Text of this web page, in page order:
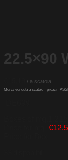
22.5×90